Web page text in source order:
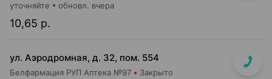
10,65 р.
уточняйте обновл. вчера
ул. Аэродромная, д. 32, пом. 554
Белфармация РУП Аптека №97 Закрыто